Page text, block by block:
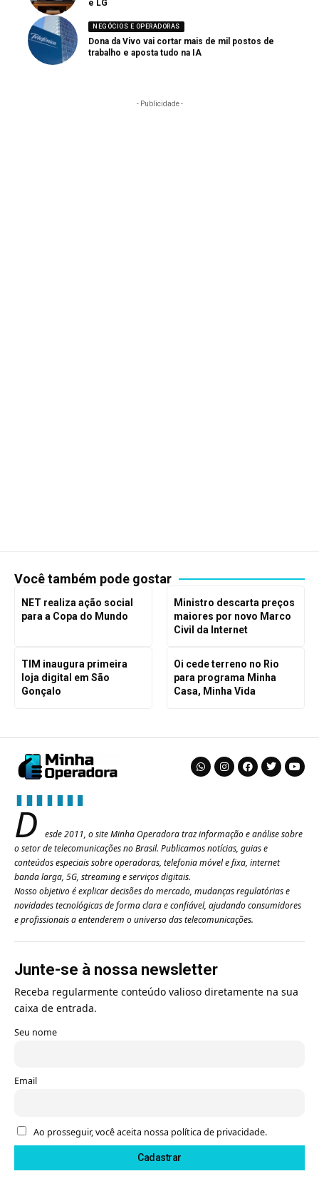
e LG
NEGÓCIOS E OPERADORAS
Dona da Vivo vai cortar mais de mil postos de
trabalho e aposta tudo na IA
- Publicidade -
Você também pode gostar
NET realiza ação social
para a Copa do Mundo
Ministro descarta preços
maiores por novo Marco
Civil da Internet
TIM inaugura primeira
loja digital em São
Gonçalo
Oi cede terreno no Rio
para programa Minha
Casa, Minha Vida
D
esde 2011, o site Minha Operadora traz informação e análise sobre
o setor de telecomunicações no Brasil. Publicamos notícias, guias e
conteúdos especiais sobre operadoras, telefonia móvel e fixa, internet
banda larga, 5G, streaming e serviços digitais.
Nosso objetivo é explicar decisões do mercado, mudanças regulatórias e
novidades tecnológicas de forma clara e confiável, ajudando consumidores
e profissionais a entenderem o universo das telecomunicações.
Junte-se à nossa newsletter
Receba regularmente conteúdo valioso diretamente na sua
caixa de entrada.
Seu nome
Email
Ao prosseguir, você aceita nossa política de privacidade.